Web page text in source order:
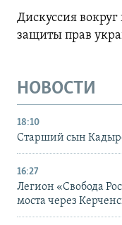
Дискуссия
защиты прав
НОВОСТИ
18:10
Старший сын
16:27
Легион «Свобода
моста через